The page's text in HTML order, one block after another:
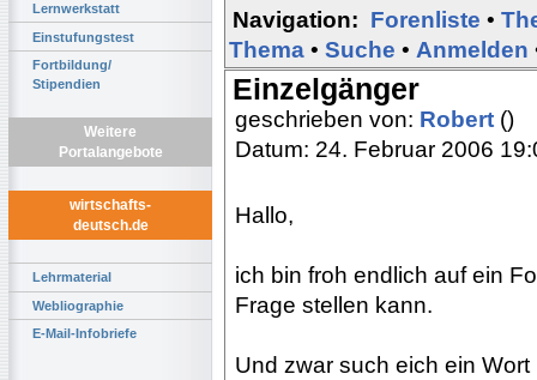
Lernwerkstatt
Einstufungstest
Fortbildung/
Stipendien
Weitere
Portalangebote
wirtschafts-
deutsch.de
Lehrmaterial
Webliographie
E-Mail-Infobriefe
Navigation: Forenliste •
Thema • Suche • Anmelden
Einzelgänger
geschrieben von: Robert ()
Datum: 24. Februar 2006
Hallo,
ich bin froh endlich auf ein
Frage stellen kann.
Und zwar such eich ein